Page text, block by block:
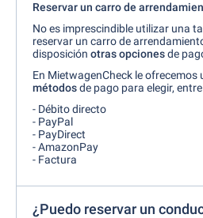
Reservar un carro de
No es imprescindible utilizar una
reservar un carro de
disposición otras opcionesde
En MietwagenCheck le ofrecemos
métodosde pago para elegir,
- Débito directo
- PayPal
- PayDirect
- AmazonPay
- Factura
¿Puedo reservar un